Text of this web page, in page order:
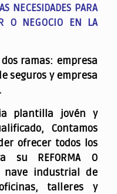
NECESIDADES PARA
O NEGOCIO EN LA
ramas: empresa
seguros y empresa
plantilla jovén y
Contamos
ofrecer todos los
su REFORMA O
nave industrial de
talleres y